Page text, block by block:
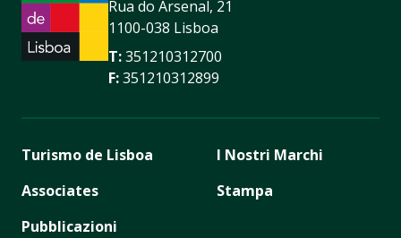
Rua do Arsenal, 21
1100-038 Lisboa
T:351210312700
F:351210312899
Turismo de Lisboa
Associates
Pubblicazioni
I Nostri Marchi
Stampa